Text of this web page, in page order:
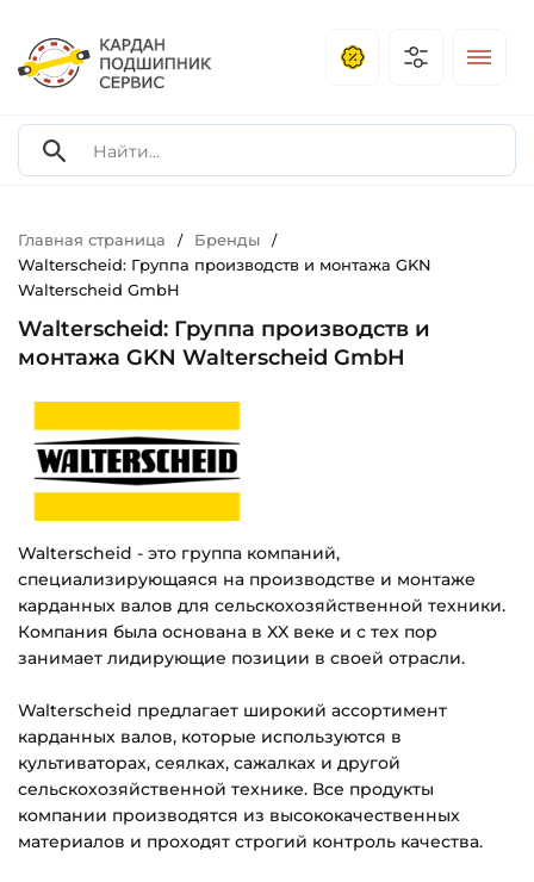
Главная страница / Бренды /
Walterscheid: Группа производств и монтажа GKN
Walterscheid GmbH
Walterscheid: Группа производств и
монтажа GKN Walterscheid GmbH
Walterscheid - это группа компаний,
специализирующаяся на производстве и монтаже
карданных валов для сельскохозяйственной техники.
Компания была основана в XX веке и с тех пор
занимает лидирующие позиции в своей отрасли.
Walterscheid предлагает широкий ассортимент
карданных валов, которые используются в
культиваторах, сеялках, сажалках и другой
сельскохозяйственной технике. Все продукты
компании производятся из высококачественных
материалов и проходят строгий контроль качества.